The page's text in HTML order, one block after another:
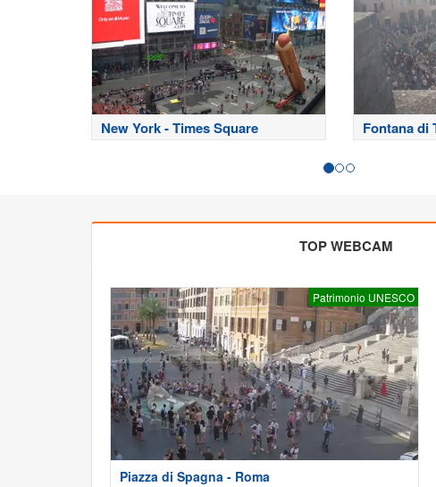
New York - Times Square Fontana di
TOP WEBCAM
Patrimonio UNESCO
Piazza di Spagna - Roma